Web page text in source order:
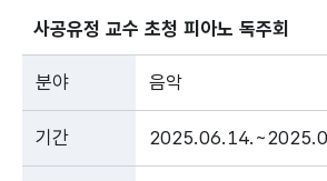
사공유정 교수 초청 피아노 독주회
분야 음악
기간